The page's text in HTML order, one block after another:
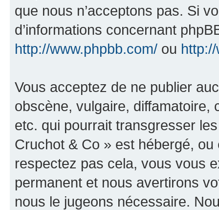
que nous n’acceptons pas. Si
d’informations concernant
http://www.phpbb.com/ ou
Vous acceptez de ne publier
obscène, vulgaire, diffamatoire,
etc. qui pourrait transgresser
Cruchot & Co » est hébergé,
respectez pas cela, vous vous
permanent et nous avertirons
nous le jugeons nécessaire.